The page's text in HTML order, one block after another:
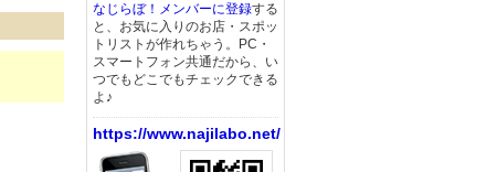
なじらぼ！メンバーに登録する
と、お気に入りのお店・スポッ
トリストが作れちゃう。PC・
スマートフォン共通だから、い
つでもどこでもチェックできる
よ♪
https://www.najilabo.net/